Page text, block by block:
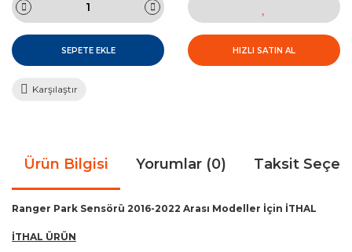
SEPETE EKLE HIZLI SATIN AL
Karşılaştır
Ürün Bilgisi Yorumlar (0) Taksit
Ranger Park Sensörü 2016-2022 Arası Modeller İçin İTHAL
İTHAL ÜRÜN